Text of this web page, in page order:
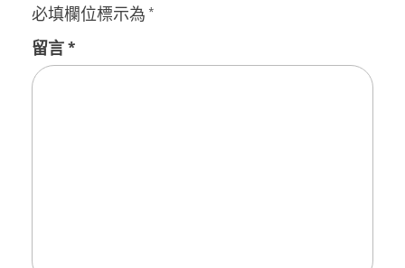
必填欄位標示為 *
留言*